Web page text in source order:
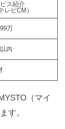
ス紹介
レビCM）
万
内
（マイ
す。